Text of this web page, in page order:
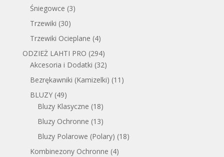
Śniegowce (3)
Trzewiki (30)
Trzewiki Ocieplane (4)
ODZIEŻ LAHTI PRO (294)
Akcesoria i Dodatki (32)
Bezrękawniki (Kamizelki) (11)
BLUZY (49)
Bluzy Klasyczne (18)
Bluzy Ochronne (13)
Bluzy Polarowe (Polary) (18)
Kombinezony Ochronne (4)